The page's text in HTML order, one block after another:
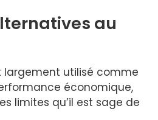
au
largement utilisé comme
économique,
limites qu’il est sage de